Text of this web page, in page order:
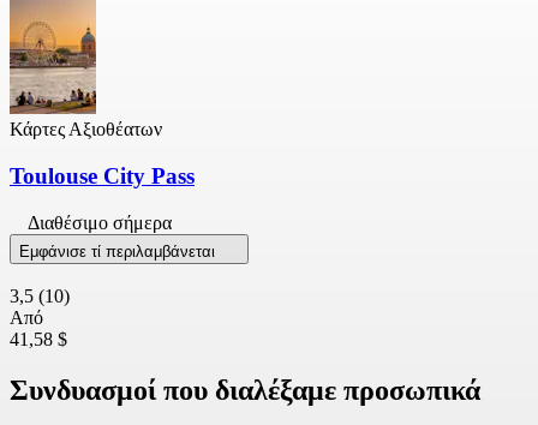
Κάρτες Αξιοθέατων
Toulouse City Pass
Διαθέσιμο σήμερα
Εμφάνισε τί περιλαμβάνεται
3,5 (10)
Από
41,58 $
Συνδυασμοί που διαλέξαμε προσωπικά